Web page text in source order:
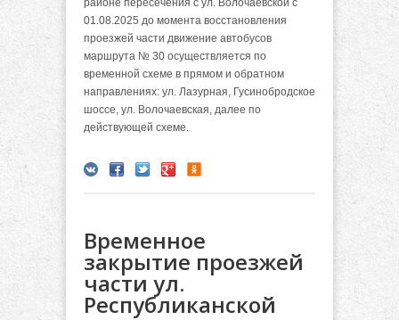
01.08.2025 до момента восстановления
проезжей части движение автобусов
маршрута № 30 осуществляется по
временной схеме в прямом и обратном
направлениях: ул. Лазурная, Гусинобродское
шоссе, ул. Волочаевская, далее по
действующей схеме.
Временное
закрытие проезжей
части ул.
Республиканской